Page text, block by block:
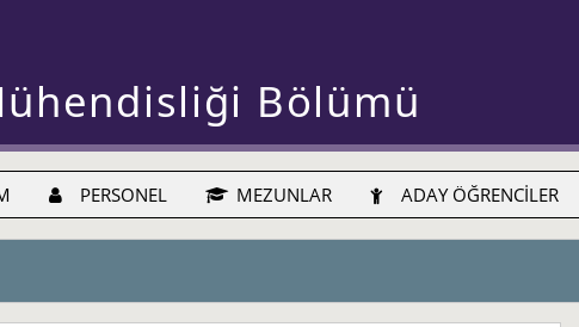
Bölümü
PERSONEL MEZUNLAR ADAY ÖĞRENCİLER